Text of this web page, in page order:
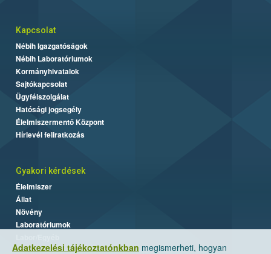
Adatkezelési tájékoztatónkban megismerheti, hogyan
Kapcsolat
Nébih Igazgatóságok
Nébih Laboratóriumok
Kormányhivatalok
Sajtókapcsolat
Ügyfélszolgálat
Hatósági jogsegély
Élelmiszermentő Központ
Hírlevél feliratkozás
Gyakori kérdések
Élelmiszer
Állat
Növény
Laboratóriumok